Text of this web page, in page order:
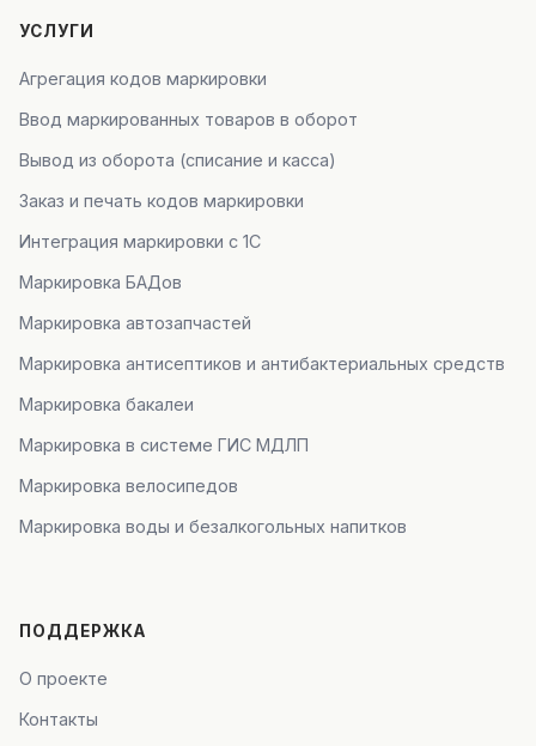
УСЛУГИ
Агрегация кодов маркировки
Ввод маркированных товаров в оборот
Вывод из оборота (списание и касса)
Заказ и печать кодов маркировки
Интеграция маркировки с 1С
Маркировка БАДов
Маркировка автозапчастей
Маркировка антисептиков и антибактериальных средств
Маркировка бакалеи
Маркировка в системе ГИС МДЛП
Маркировка велосипедов
Маркировка воды и безалкогольных напитков
ПОДДЕРЖКА
О проекте
Контакты